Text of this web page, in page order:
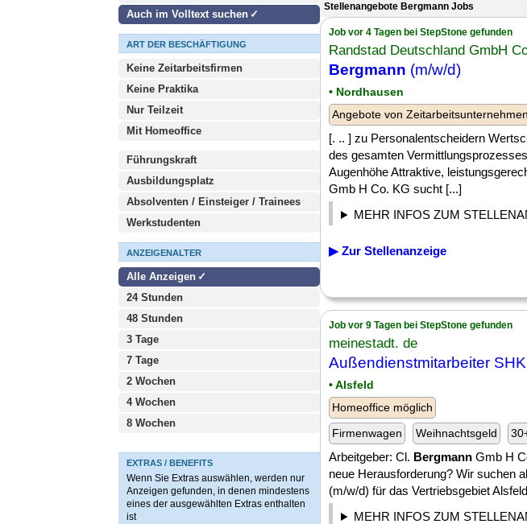
Auch im Volltext suchen
ART DER BESCHÄFTIGUNG
Keine Zeitarbeitsfirmen
Keine Praktika
Nur Teilzeit
Mit Homeoffice
Führungskraft
Ausbildungsplatz
Absolventen / Einsteiger / Trainees
Werkstudenten
ANZEIGENALTER
Alle Anzeigen
24 Stunden
48 Stunden
3 Tage
7 Tage
2 Wochen
4 Wochen
8 Wochen
EXTRAS / BENEFITS
Wenn Sie Extras auswählen, werden nur
Anzeigen gefunden, in denen mindestens
eines der ausgewählten Extras enthalten
ist
Stellenangebote Bergmann Jobs
Job vor 4 Tagen bei StepStone gefunden
Randstad Deutschland GmbH
Bergmann (m/w/d)
• Nordhausen
Angebote von Zeitarbeitsunternehmen
[. .. ] zu Personalentscheidern
des gesamten
Augenhöhe Attraktive,
Gmb H Co. KG sucht [...]
MEHR INFOS ZUM
▶ Zur Stellenanzeige
Job vor 9 Tagen bei StepStone gefunden
meinestadt. de
Außendienstmitarbeiter
• Alsfeld
Homeoffice möglich
Firmenwagen
Weihnachtsgeld
Arbeitgeber: Cl. Bergmann Gmb H
neue Herausforderung? Wir suchen
(m/w/d) für das Vertriebsgebiet
MEHR INFOS ZUM